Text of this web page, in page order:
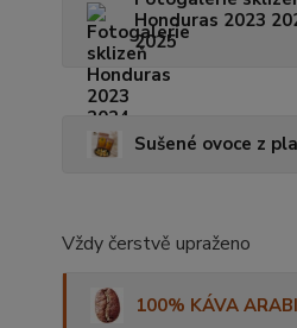
Honduras 2023
2025
Sušené ovoce z
Vždy čerstvě upraženo
100% KÁVA